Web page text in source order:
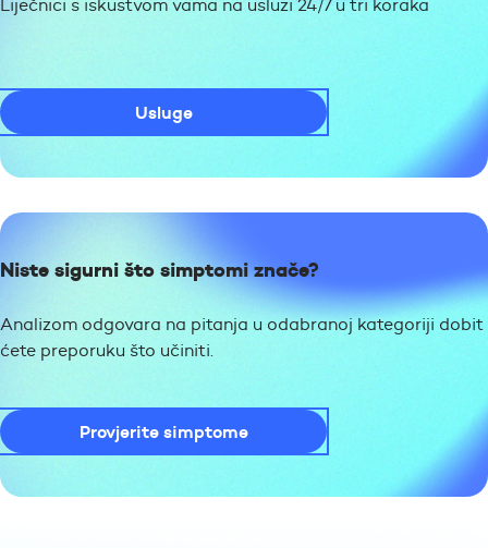
Liječnici s iskustvom vama na usluzi 24/7 u tri koraka
Usluge
Niste sigurni što simptomi znače?
Analizom odgovara na pitanja u odabranoj kategoriji dobit
ćete preporuku što učiniti.
Provjerite simptome